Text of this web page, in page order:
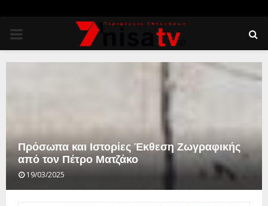
PRIMARY
MENU
Πρόσωπα και Ιστορίες Έκθεση Ζωγραφικής
από τον Πέτρο Ματζάκο
19/03/2025